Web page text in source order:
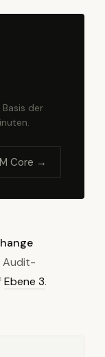
der
Core →
Audit-
Ebene 3.